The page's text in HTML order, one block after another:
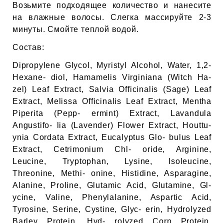
И
ТЕЙПЫ
keyboard_arrow_right
Возьмите подходящее количество и нанесите
на влажные волосы. Слегка массируйте 2-3
минуты. Смойте теплой водой.
Состав:
Dipropylene Glycol, Myristyl Alcohol, Water, 1,2-
Hexane- diol, Hamamelis Virginiana (Witch Ha-
zel) Leaf Extract, Salvia Officinalis (Sage) Leaf
Extract, Melissa Officinalis Leaf Extract, Mentha
Piperita (Pepp- ermint) Extract, Lavandula
Angustifo- lia (Lavender) Flower Extract, Houttu-
ynia Cordata Extract, Eucalyptus Glo- bulus Leaf
Extract, Cetrimonium Chl- oride, Arginine,
Leucine, Tryptophan, Lysine, Isoleucine,
Threonine, Methi- onine, Histidine, Asparagine,
Alanine, Proline, Glutamic Acid, Glutamine, Gl-
ycine, Valine, Phenylalanine, Aspartic Acid,
Tyrosine, Serine, Cystine, Glyc- erin, Hydrolyzed
Barley Protein, Hyd- rolyzed Corn Protein,